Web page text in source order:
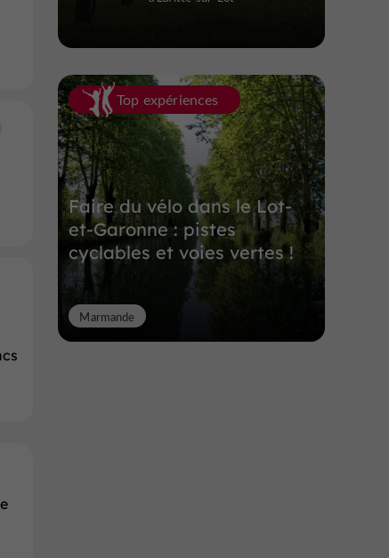
Top expériences
Faire du vélo dans le Lot-
et-Garonne : pistes
cyclables et voies vertes !
Marmande